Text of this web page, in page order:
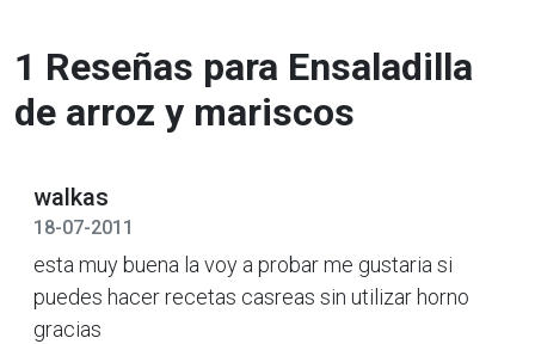
1 Reseñas para Ensaladilla
de arroz y mariscos
walkas
18-07-2011
esta muy buena la voy a probar me gustaria si
puedes hacer recetas casreas sin utilizar horno
gracias